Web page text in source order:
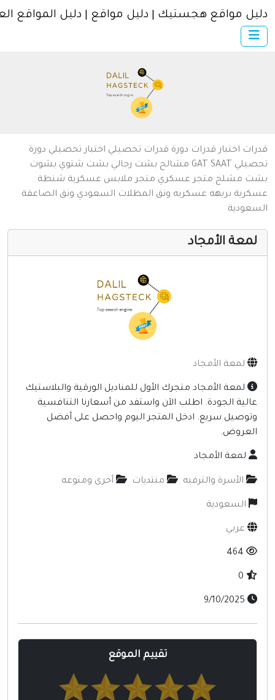
× الرئيسية
اتصل بنا
تسجيل
دخول
سياسة الخصوصية
شروط الاستخدام
كمبيوتر وبرامج
إنترنت وشبكات
الأسرة والترفيه
مواقع طبيه
مواقع هجستيك | دليل مواقع | دليل المواقع العربية
اختبار قدرات دورة قدرات تحصيلي اختبار تحصيلي دورة
SAAT
GAT مشالح بشت رجالي بشت شتوي بشوت
مشلح متجر عسكري متجر ملابس عسكرية شنطة
بريهه عسكريه ونق المظلات السعودي ونق الصاعقة
الأمجاد
لمعة الأمجاد
لمعة الأمجاد متجرك الأول للمناديل الورقية والبلاستيك
الجودة. اطلب الآن واستفد من أسعارنا التنافسية
سريع. ادخل المتجر اليوم واحصل على أفضل
لمعة الأمجاد
الأسرة والترفيه منتديات أخرى ومنوعه
السعودية
عربي
تقييم الموقع